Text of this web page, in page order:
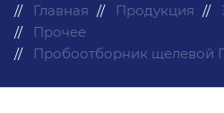
Главная Продукция
Прочее
Пробоотборник